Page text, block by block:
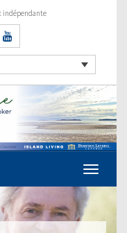
indépendante